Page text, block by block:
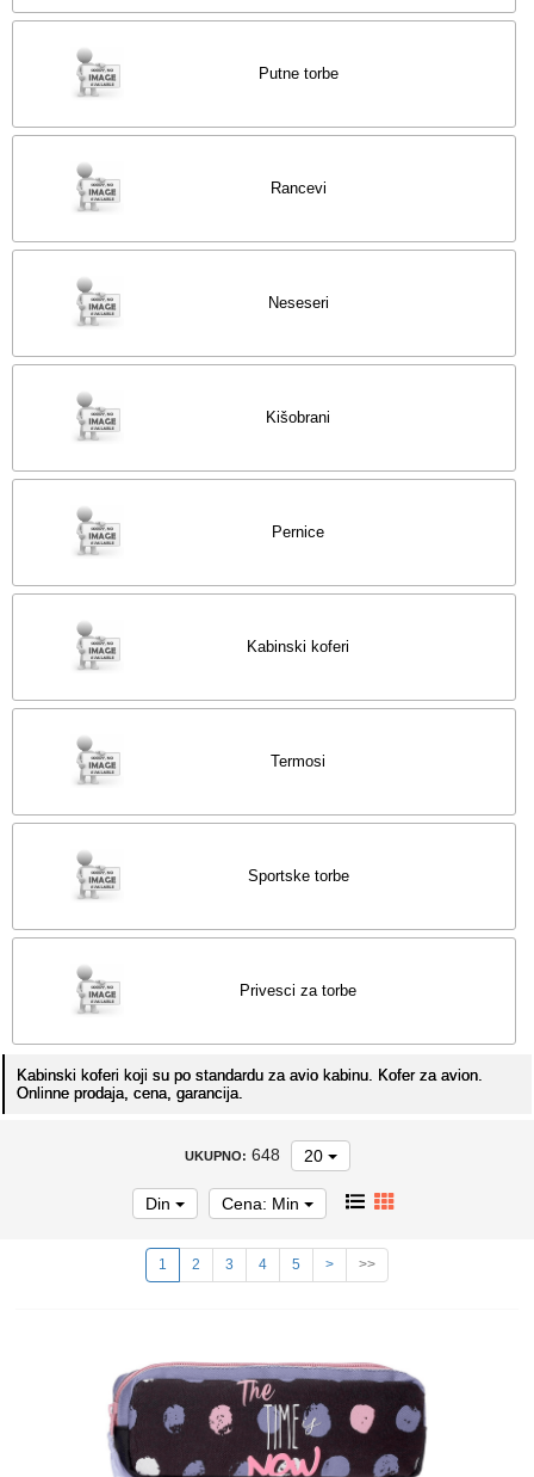
Putne torbe
Rancevi
Neseseri
Kišobrani
Pernice
Kabinski koferi
Termosi
Sportske torbe
Privesci za torbe
Kabinski koferi koji su po standardu za avio kabinu. Kofer za avion.
Onlinne prodaja, cena, garancija.
UKUPNO: 648 20
Din Cena: Min
1 2 3 4 5 > >>